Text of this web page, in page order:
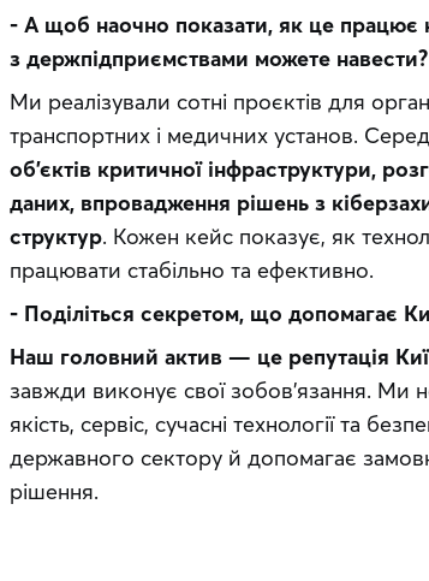
- А щоб наочно показати, як це працює
з держпідприємствами можете навести?
Ми реалізували сотні проєктів для
транспортних і медичних установ.
об’єктів критичної інфраструктури,
даних, впровадження рішень з
структур. Кожен кейс показує, як
працювати стабільно та ефективно.
- Поділіться секретом, що допомагає
Наш головний актив — це репутація
завжди виконує свої зобов’язання.
якість, сервіс, сучасні технології та
державного сектору й допомагає
рішення.